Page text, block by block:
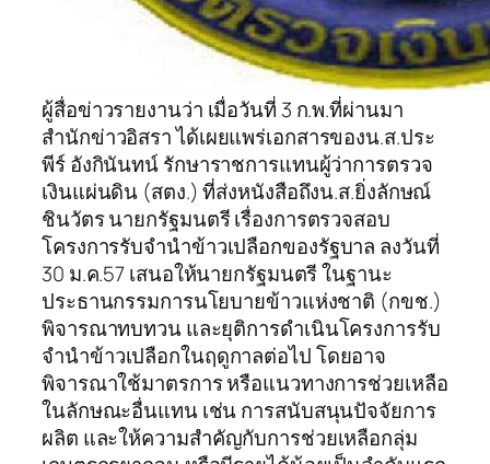
ผู้สื่อข่าวรายงานว่า เมื่อวันที่ 3 ก.พ.ที่ผ่านมา
สำนักข่าวอิสรา ได้เผยแพร่เอกสารของน.ส.ประ
พีร์ อังกินันทน์ รักษาราชการแทนผู้ว่าการตรวจ
เงินแผ่นดิน (สตง.) ที่ส่งหนังสือถึงน.ส.ยิ่งลักษณ์
ชินวัตร นายกรัฐมนตรี เรื่องการตรวจสอบ
โครงการรับจำนำข้าวเปลือกของรัฐบาล ลงวันที่
30 ม.ค.57 เสนอให้นายกรัฐมนตรี ในฐานะ
ประธานกรรมการนโยบายข้าวแห่งชาติ (กขช.)
พิจารณาทบทวน และยุติการดำเนินโครงการรับ
จำนำข้าวเปลือกในฤดูกาลต่อไป โดยอาจ
พิจารณาใช้มาตรการ หรือแนวทางการช่วยเหลือ
ในลักษณะอื่นแทน เช่น การสนับสนุนปัจจัยการ
ผลิต และให้ความสำคัญกับการช่วยเหลือกลุ่ม